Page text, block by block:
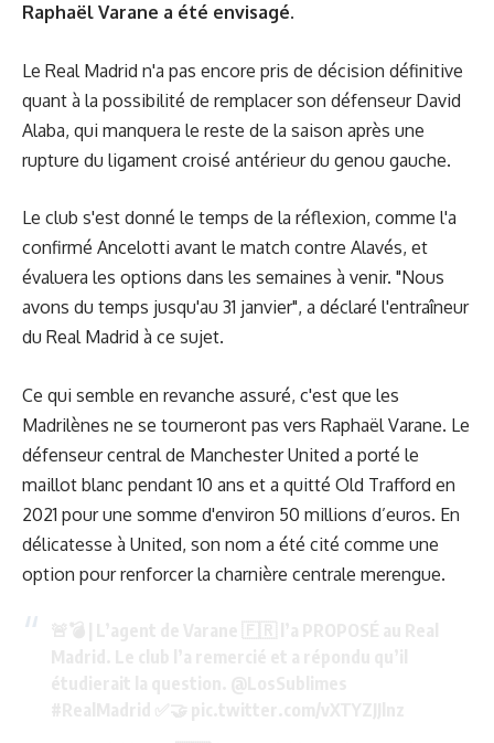
Raphaël Varane a été envisagé.
Le Real Madrid n'a pas encore pris de décision définitive
quant à la possibilité de remplacer son défenseur David
Alaba, qui manquera le reste de la saison après une
rupture du ligament croisé antérieur du genou gauche.
Le club s'est donné le temps de la réflexion, comme l'a
confirmé Ancelotti avant le match contre Alavés, et
évaluera les options dans les semaines à venir. "Nous
avons du temps jusqu'au 31 janvier", a déclaré l'entraîneur
du Real Madrid à ce sujet.
Ce qui semble en revanche assuré, c'est que les
Madrilènes ne se tourneront pas vers Raphaël Varane. Le
défenseur central de Manchester United a porté le
maillot blanc pendant 10 ans et a quitté Old Trafford en
2021 pour une somme d'environ 50 millions d’euros. En
délicatesse à United, son nom a été cité comme une
option pour renforcer la charnière centrale merengue.